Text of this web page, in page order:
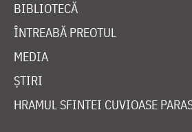
BIBLIOTECĂ
ÎNTREABĂ PREOTUL
MEDIA
ȘTIRI
HRAMUL SFINTEI CUVIOASE